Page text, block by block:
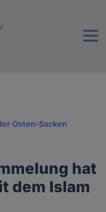
Menu
Osten-Sacken
hat
dem Islam